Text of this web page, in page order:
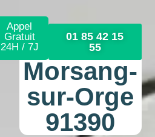
Appel
Gratuit
24H / 7J
01 85 42 15
55
Morsang-
sur-Orge
91390